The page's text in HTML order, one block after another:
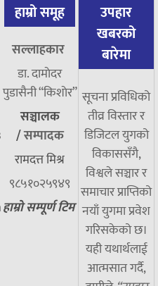
हाम्रो समूह
सल्लाहकार
डा. दामाेदर
पुडासैनी “किशाेर”
सञ्चालक
/सम्पादक
रामदत्त मिश्र
९८५१०२५९४९
हाम्रो सम्पूर्ण टिम
उपहार
खबरको
बारेमा
सूचना प्रविधिको
तीव्र विस्तार र
डिजिटल युगको
विकाससँगै,
विश्वले सञ्चार र
समाचार प्राप्तिको
नयाँ युगमा प्रवेश
गरिसकेको छ।
यही यथार्थलाई
आत्मसात गर्दै,